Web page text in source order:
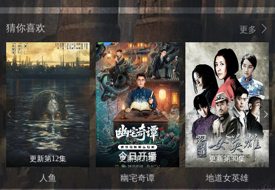
更多
猜你喜欢
更新第12集
人鱼
更新第21集
幽宅奇谭
更新第30集
地道女英雄